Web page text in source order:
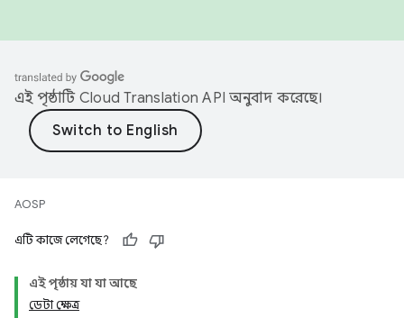
এই পৃষ্ঠাটি Cloud Translation API অনুবাদ করেছে।
AOSP
এটি কাজে লেগেছে?
এই পৃষ্ঠায় যা যা আছে
ডেটা ক্ষেত্র